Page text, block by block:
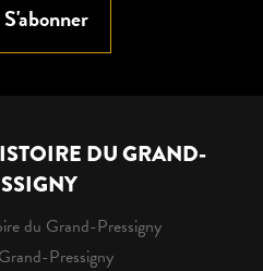
S'abonner
DU GRAND-
du Grand-Pressigny
Pressigny